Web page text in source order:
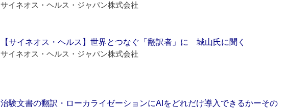
サイネオス・ヘルス・ジャパン株式会社
【サイネオス・ヘルス】世界とつなぐ「翻訳者」に 城山氏に聞く
サイネオス・ヘルス・ジャパン株式会社
治験文書の翻訳・ローカライゼーションにAIをどれだけ導入できるかーその